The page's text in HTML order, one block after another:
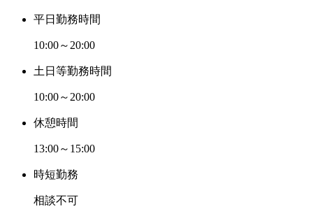
平日勤務時間
10:00～20:00
土日等勤務時間
10:00～20:00
休憩時間
13:00～15:00
時短勤務
相談不可